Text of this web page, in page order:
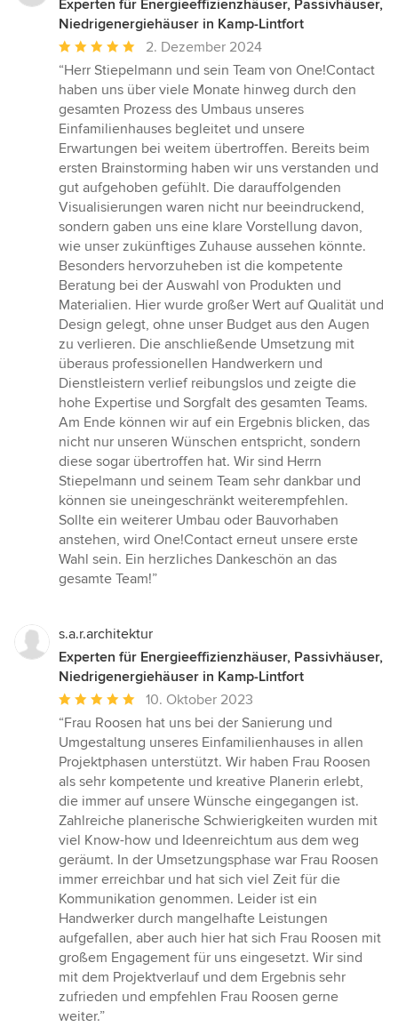
Experten für Energieeffizienzhäuser, Passivhäuser,
Niedrigenergiehäuser in Kamp-Lintfort
Durchschnittliche
Bewertung:
5
von
5
Sternen
2. Dezember 2024
“Herr Stiepelmann und sein Team von One!Contact
haben uns über viele Monate hinweg durch den
gesamten Prozess des Umbaus unseres
Einfamilienhauses begleitet und unsere
Erwartungen bei weitem übertroffen. Bereits beim
ersten Brainstorming haben wir uns verstanden und
gut aufgehoben gefühlt. Die darauffolgenden
Visualisierungen waren nicht nur beeindruckend,
sondern gaben uns eine klare Vorstellung davon,
wie unser zukünftiges Zuhause aussehen könnte.
Besonders hervorzuheben ist die kompetente
Beratung bei der Auswahl von Produkten und
Materialien. Hier wurde großer Wert auf Qualität und
Design gelegt, ohne unser Budget aus den Augen
zu verlieren. Die anschließende Umsetzung mit
überaus professionellen Handwerkern und
Dienstleistern verlief reibungslos und zeigte die
hohe Expertise und Sorgfalt des gesamten Teams.
Am Ende können wir auf ein Ergebnis blicken, das
nicht nur unseren Wünschen entspricht, sondern
diese sogar übertroffen hat. Wir sind Herrn
Stiepelmann und seinem Team sehr dankbar und
können sie uneingeschränkt weiterempfehlen.
Sollte ein weiterer Umbau oder Bauvorhaben
anstehen, wird One!Contact erneut unsere erste
Wahl sein. Ein herzliches Dankeschön an das
gesamte Team!”
s.a.r.architektur
Experten für Energieeffizienzhäuser, Passivhäuser,
Niedrigenergiehäuser in Kamp-Lintfort
Durchschnittliche
Bewertung:
5
von
5
Sternen
10. Oktober 2023
“Frau Roosen hat uns bei der Sanierung und
Umgestaltung unseres Einfamilienhauses in allen
Projektphasen unterstützt. Wir haben Frau Roosen
als sehr kompetente und kreative Planerin erlebt,
die immer auf unsere Wünsche eingegangen ist.
Zahlreiche planerische Schwierigkeiten wurden mit
viel Know-how und Ideenreichtum aus dem weg
geräumt. In der Umsetzungsphase war Frau Roosen
immer erreichbar und hat sich viel Zeit für die
Kommunikation genommen. Leider ist ein
Handwerker durch mangelhafte Leistungen
aufgefallen, aber auch hier hat sich Frau Roosen mit
großem Engagement für uns eingesetzt. Wir sind
mit dem Projektverlauf und dem Ergebnis sehr
zufrieden und empfehlen Frau Roosen gerne
weiter.”